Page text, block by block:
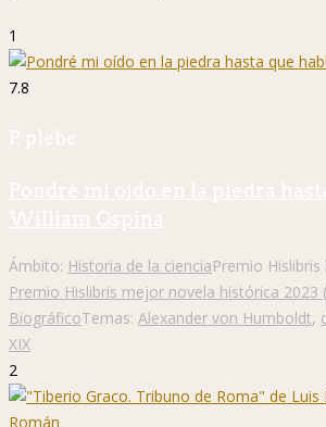
1
7.8
P. plebe
Pondré mi oído en la piedra
William Ospina
Ámbito: Historia de la cienciaPremio
Premio Hislibris mejor novela histórica 2023
BiográficoTemas: Alexander von Humboldt,
XIX
2